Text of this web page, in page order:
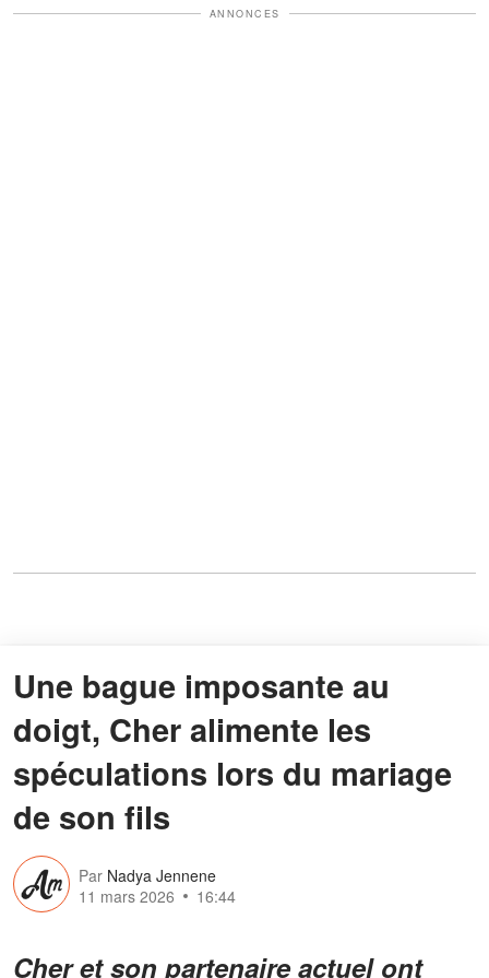
ANNONCES
Une bague imposante au
doigt, Cher alimente les
spéculations lors du mariage
de son fils
Par Nadya Jennene
11 mars 2026
16:44
Cher et son partenaire actuel ont